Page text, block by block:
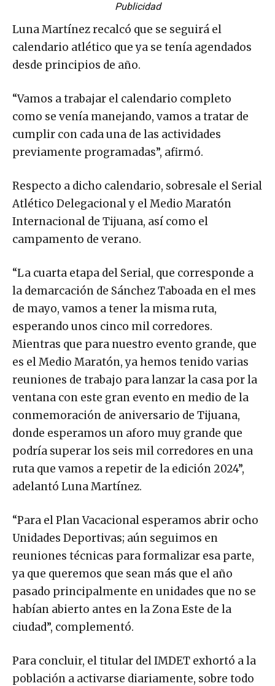
Publicidad
Luna Martínez recalcó que se seguirá el
calendario atlético que ya se tenía agendados
desde principios de año.
“Vamos a trabajar el calendario completo
como se venía manejando, vamos a tratar de
cumplir con cada una de las actividades
previamente programadas”, afirmó.
Respecto a dicho calendario, sobresale el Serial
Atlético Delegacional y el Medio Maratón
Internacional de Tijuana, así como el
campamento de verano.
“La cuarta etapa del Serial, que corresponde a
la demarcación de Sánchez Taboada en el mes
de mayo, vamos a tener la misma ruta,
esperando unos cinco mil corredores.
Mientras que para nuestro evento grande, que
es el Medio Maratón, ya hemos tenido varias
reuniones de trabajo para lanzar la casa por la
ventana con este gran evento en medio de la
conmemoración de aniversario de Tijuana,
donde esperamos un aforo muy grande que
podría superar los seis mil corredores en una
ruta que vamos a repetir de la edición 2024”,
adelantó Luna Martínez.
“Para el Plan Vacacional esperamos abrir ocho
Unidades Deportivas; aún seguimos en
reuniones técnicas para formalizar esa parte,
ya que queremos que sean más que el año
pasado principalmente en unidades que no se
habían abierto antes en la Zona Este de la
ciudad”, complementó.
Para concluir, el titular del IMDET exhortó a la
población a activarse diariamente, sobre todo